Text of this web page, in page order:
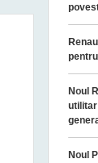
Noul
utilitar
Noul